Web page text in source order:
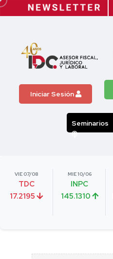
Iniciar Sesión
Seminarios
VIE 07/08
TDC
17.2195
MIE 10/06
INPC
145.1310